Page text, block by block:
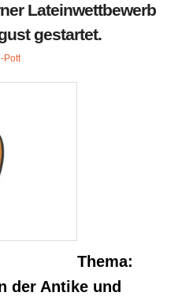
Lateinwettbewerb
gestartet.
Pott
Thema:
der Antike und